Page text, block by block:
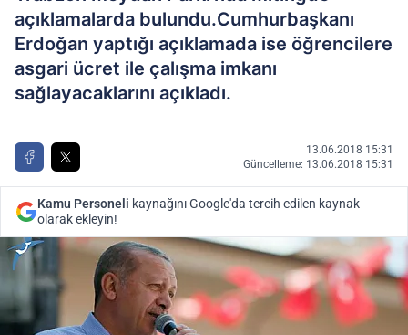
açıklamalarda bulundu.Cumhurbaşkanı
Erdoğan yaptığı açıklamada ise öğrencilere
asgari ücret ile çalışma imkanı
sağlayacaklarını açıkladı.
13.06.2018 15:31
Güncelleme: 13.06.2018 15:31
Kamu Personeli kaynağını Google'da tercih edilen kaynak
olarak ekleyin!